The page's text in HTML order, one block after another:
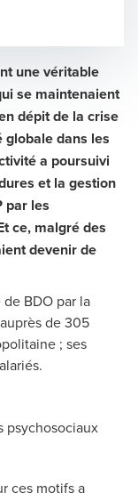
une véritable
se maintenaient
dépit de la crise
dans les
a poursuivi
et la gestion
par les
ce, malgré des
devenir de
BDO par la
de 305
; ses
psychosociaux
ces motifs a